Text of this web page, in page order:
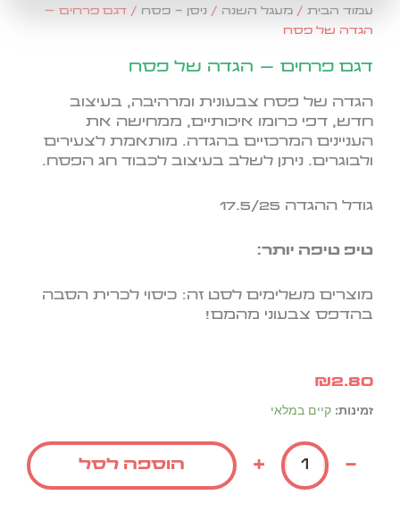
עמוד הבית/מעגל השנה/ ניסן - פסח/ דגם פרחים –
הגדה של פסח
דגם פרחים – הגדה של פסח
הגדה של פסח צבעונית ומרהיבה, בעיצוב
חדש, דפי כרומו איכותיים, ממחישה את
העניינים המרכזיים בהגדה. מותאמת לצעירים
ולבוגרים. ניתן לשלב בעיצוב לכבוד חג הפסח.
גודל ההגדה 17.5/25
טיפ טיפה יותר:
מוצרים משלימים לסט זה: כיסוי לכרית הסבה
בהדפס צבעוני מהמם!
₪2.80
זמינות: קיים במלאי
כמות
דגם
פרחים
הוספה לסל